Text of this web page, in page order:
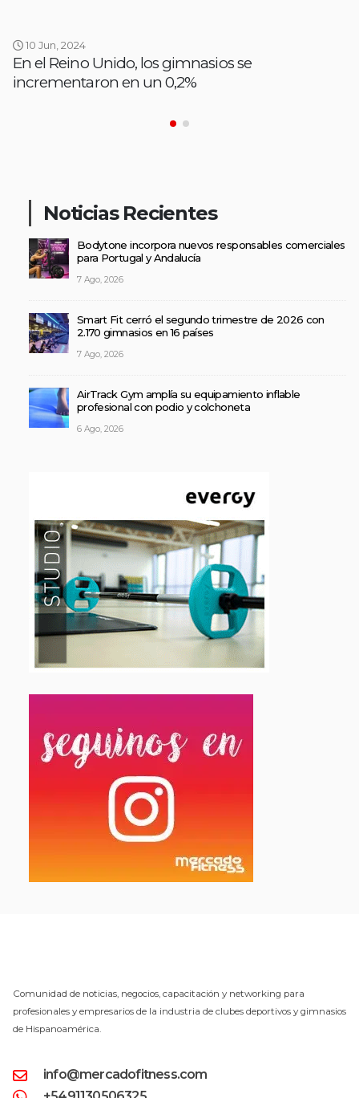
10 Jun, 2024
En el Reino Unido, los gimnasios se
incrementaron en un 0,2%
Noticias Recientes
Bodytone incorpora nuevos responsables comerciales
para Portugal y Andalucía
7 Ago, 2026
Smart Fit cerró el segundo trimestre de 2026 con
2.170 gimnasios en 16 países
7 Ago, 2026
AirTrack Gym amplía su equipamiento inflable
profesional con podio y colchoneta
6 Ago, 2026
Comunidad de noticias, negocios, capacitación y networking para
profesionales y empresarios de la industria de clubes deportivos y gimnasios
de Hispanoamérica.
info@mercadofitness.com